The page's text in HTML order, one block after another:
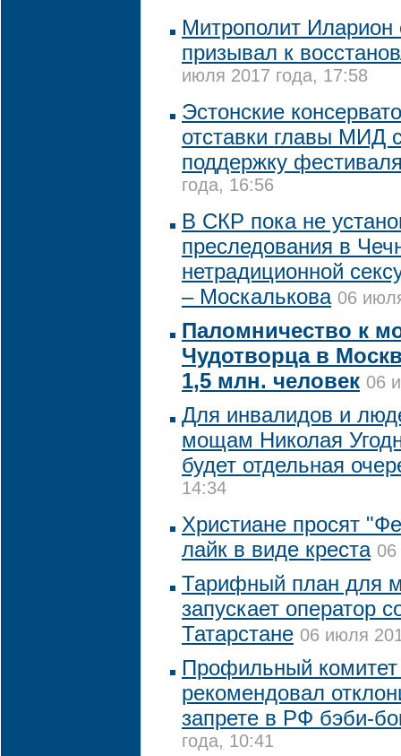
Митрополит Иларион
призывал к
июля 2017 года, 17:58
Эстонские
отставки главы МИД
поддержку
года, 16:56
В СКР пока не
преследования в
нетрадиционной
– Москалькова 06
Паломничество к
Чудотворца в
1,5 млн. человек 06
Для инвалидов и
мощам Николая
будет отдельная
14:34
Христиане просят
лайк в виде креста
Тарифный план для
запускает оператор
Татарстане 06 июля
Профильный
рекомендовал
запрете в РФ бэби-
года, 10:41